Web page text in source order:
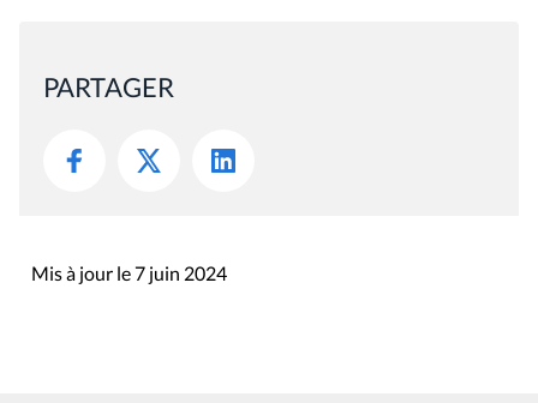
PARTAGER
Mis à jour le 7 juin 2024